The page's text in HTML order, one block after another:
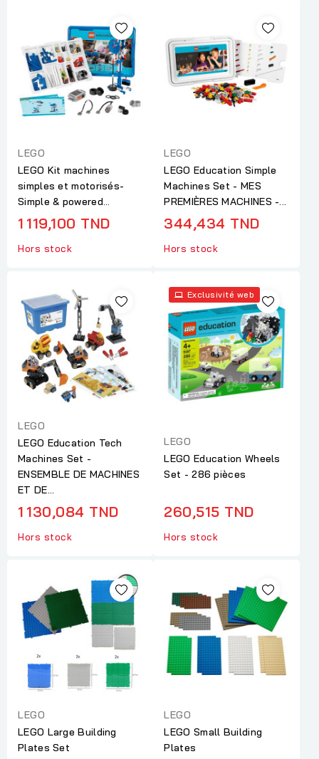
LEGO
LEGO Kit machines
simples et motorisés-
Simple & powered...
1 119,100 TND
Hors stock
LEGO
LEGO Education Simple
Machines Set - MES
PREMIÈRES MACHINES -...
344,434 TND
Hors stock
LEGO
LEGO Education Tech
Machines Set -
ENSEMBLE DE MACHINES
ET DE...
1 130,084 TND
Hors stock
Exclusivité web
LEGO
LEGO Education Wheels
Set - 286 pièces
260,515 TND
Hors stock
LEGO
LEGO Large Building
Plates Set
LEGO
LEGO Small Building
Plates